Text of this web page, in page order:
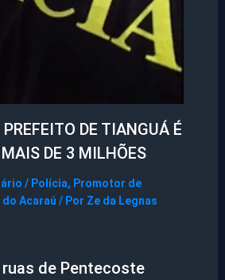
DE TIANGUÁ É
DE 3 MILHÕES
/ Polícia, Promotor de
do Acaraú / Por Ze da Legnas
de Pentecoste